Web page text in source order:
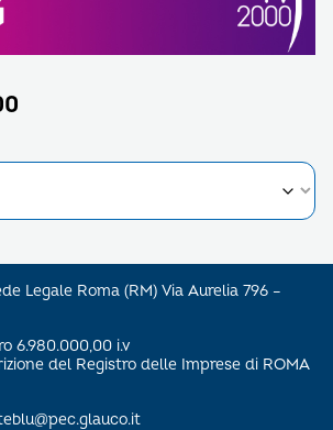
Legale Roma (RM) Via Aurelia 796 –
6.980.000,00 i.v
del Registro delle Imprese di ROMA